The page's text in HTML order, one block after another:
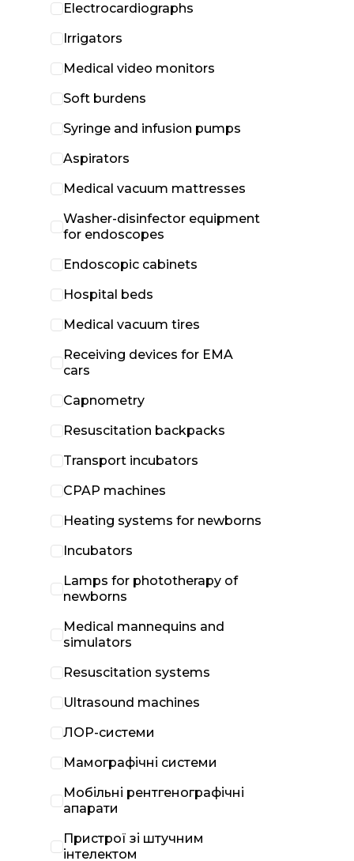
Electrocardiographs
Irrigators
Medical video monitors
Soft burdens
Syringe and infusion pumps
Aspirators
Medical vacuum mattresses
Washer-disinfector equipment
for endoscopes
Endoscopic cabinets
Hospital beds
Medical vacuum tires
Receiving devices for EMA
cars
Capnometry
Resuscitation backpacks
Transport incubators
CPAP machines
Heating systems for newborns
Incubators
Lamps for phototherapy of
newborns
Medical mannequins and
simulators
Resuscitation systems
Ultrasound machines
ЛОР-системи
Мамографічні системи
Мобільні рентгенографічні
апарати
Пристрої зі штучним
інтелектом